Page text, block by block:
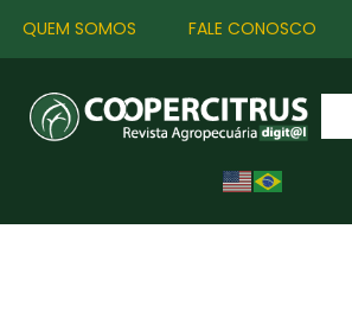
QUEM SOMOS FALE CONOSCO